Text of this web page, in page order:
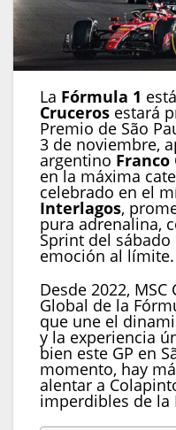
La Fórmula 1
Cruceros estará
Premio de São
3 de noviembre,
argentino
en la máxima
celebrado en el
Interlagos,
pura adrenalina,
Sprint del
emoción al límite.
Desde 2022,
Global de la
que une el
y la experiencia
bien este GP en
momento, hay
alentar a
imperdibles de la